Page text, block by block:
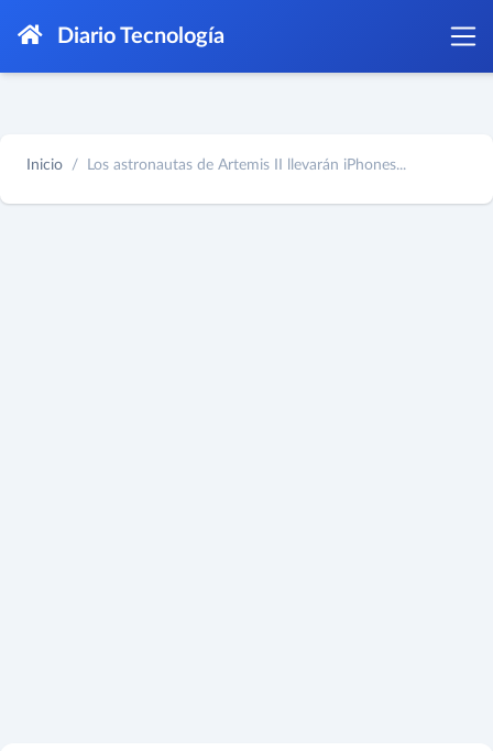
Diario Tecnología
Inicio Los astronautas de Artemis II llevarán iPhones...